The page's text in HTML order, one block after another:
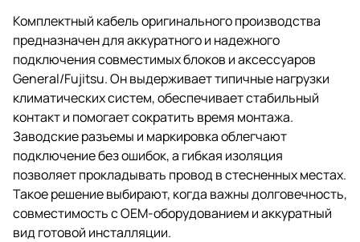
Комплектный кабель оригинального производства
предназначен для аккуратного и надежного
подключения совместимых блоков и аксессуаров
General/Fujitsu. Он выдерживает типичные нагрузки
климатических систем, обеспечивает стабильный
контакт и помогает сократить время монтажа.
Заводские разъемы и маркировка облегчают
подключение без ошибок, а гибкая изоляция
позволяет прокладывать провод в стесненных местах.
Такое решение выбирают, когда важны долговечность,
совместимость с OEM-оборудованием и аккуратный
вид готовой инсталляции.